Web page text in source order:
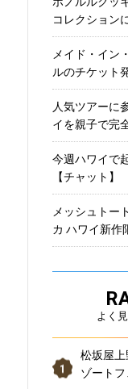
コレクション
メイド・イン
ルのチケット
人気ツアーに
イを親子で完
今週ハワイで
【チャット】
メッシュトー
カ ハワイ新作
よく
松坂屋上
ゾート